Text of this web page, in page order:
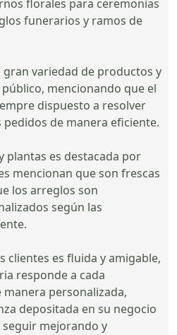
florales para ceremonias
funerarios y ramos de
gran variedad de productos y
mencionando que el
dispuesto a resolver
de manera eficiente.
plantas es destacada por
mencionan que son frescas
los arreglos son
según las
clientes es fluida y amigable,
responde a cada
personalizada,
depositada en su negocio
mejorando y